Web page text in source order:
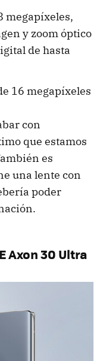
megapíxeles,
y zoom óptico
de hasta
16 megapíxeles
con
que estamos
es
una lente con
poder
Axon 30 Ultra